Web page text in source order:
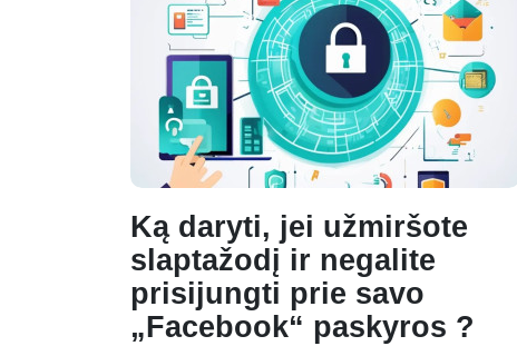
Ką daryti, jei užmiršote
slaptažodį ir negalite
prisijungti prie savo
„Facebook“ paskyros ?